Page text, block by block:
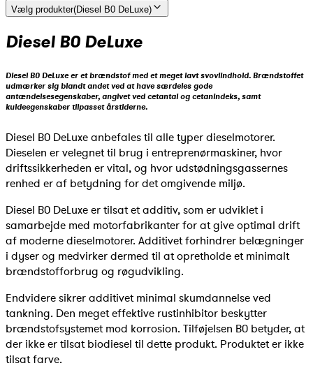
Vælg produkter(Diesel B0 DeLuxe)
Diesel B0 DeLuxe
Diesel B0 DeLuxe er et brændstof med et meget lavt svovlindhold. Brændstoffet
udmærker sig blandt andet ved at have særdeles gode
antændelsesegenskaber, angivet ved cetantal og cetanindeks, samt
kuldeegenskaber tilpasset årstiderne.
Diesel B0 DeLuxe anbefales til alle typer dieselmotorer.
Dieselen er velegnet til brug i entreprenørmaskiner, hvor
driftssikkerheden er vital, og hvor udstødningsgassernes
renhed er af betydning for det omgivende miljø.
Diesel B0 DeLuxe er tilsat et additiv, som er udviklet i
samarbejde med motorfabrikanter for at give optimal drift
af moderne dieselmotorer. Additivet forhindrer belægninger
i dyser og medvirker dermed til at opretholde et minimalt
brændstofforbrug og røgudvikling.
Endvidere sikrer additivet minimal skumdannelse ved
tankning. Den meget effektive rustinhibitor beskytter
brændstofsystemet mod korrosion. Tilføjelsen B0 betyder, at
der ikke er tilsat biodiesel til dette produkt. Produktet er ikke
tilsat farve.